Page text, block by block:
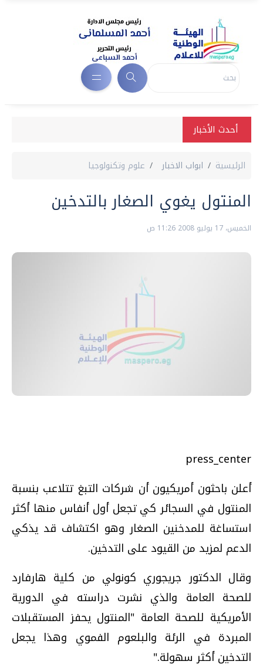
أحدث الأخبار
الرئيسية ابواب الاخبار علوم وتكنولوجيا
المنتول يغوي الصغار بالتدخين
الخميس، 17 يوليو 2008 11:26 ص
press_center
أعلن باحثون أمريكيون أن شركات التبغ تتلاعب بنسبة
المنتول في السجائر كي تجعل أول أنفاس منها أكثر
استساغة للمدخنين الصغار وهو اكتشاف قد يذكي
الدعم لمزيد من القيود على التدخين.
وقال الدكتور جريجوري كونولي من كلية هارفارد
للصحة العامة والذي نشرت دراسته في الدورية
الأمريكية للصحة العامة "المنتول يحفز المستقبلات
المبردة في الرئة والبلعوم الفموي وهذا يجعل
التدخين أكثر سهولة."